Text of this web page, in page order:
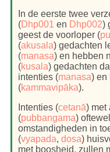
In de eerste twee
(Dhp001 en Dhp002)
geest de voorloper (
(akusala) gedachten
(manasa) en hebben
(kusala) gedachten
intenties (manasa) en
(kammavipāka).
Intenties (cetanā) met
(pubbangama)
omstandigheden in
(vyapada, dosa)
met boosheid, zullen